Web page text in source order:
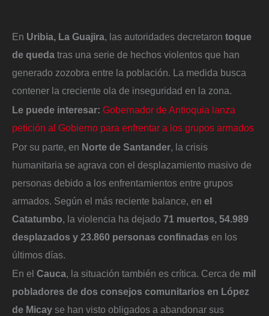
En Uribia, La Guajira, las autoridades decretaron toque
de queda tras una serie de hechos violentos que han
generado zozobra entre la población. La medida busca
contener la creciente ola de inseguridad en la zona.
Le puede interesar: Gobernador de Antioquia lanza
petición al Gobierno para enfrentar a los grupos armados
Por su parte, en Norte de Santander , la crisis
humanitaria se agrava con el desplazamiento masivo de
personas debido a los enfrentamientos entre grupos
armados. Según el más reciente balance, en el
Catatumbo , la violencia ha dejado 71 muertos, 54.989
desplazados y 23.860 personas confinadas en los
últimos días.
En el Cauca, la situación también es crítica. Cerca de mil
pobladores de dos consejos comunitarios en López
de Micay se han visto obligados a abandonar sus